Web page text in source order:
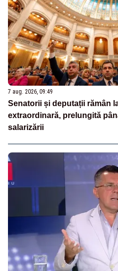
7 aug. 2026, 09:49
Senatorii și deputații rămân
extraordinară, prelungită
salarizării